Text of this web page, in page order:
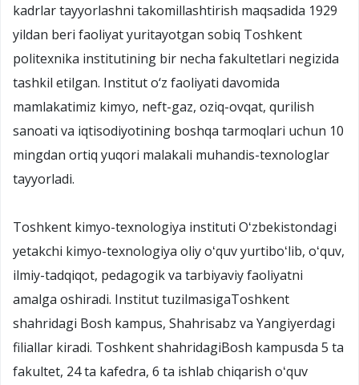
kadrlar tayyorlashni takomillashtirish maqsadida 1929
yildan beri faoliyat yuritayotgan sobiq Toshkent
politexnika institutining bir necha fakultetlari negizida
tashkil etilgan. Institut o‘z faoliyati davomida
mamlakatimiz kimyo, neft-gaz, oziq-ovqat, qurilish
sanoati va iqtisodiyotining boshqa tarmoqlari uchun 10
mingdan ortiq yuqori malakali muhandis-texnologlar
tayyorladi.
Toshkent kimyo-texnologiya instituti Oʻzbekistondagi
yetakchi kimyo-texnologiya oliy oʻquv yurtiboʻlib, oʻquv,
ilmiy-tadqiqot, pedagogik va tarbiyaviy faoliyatni
amalga oshiradi. Institut tuzilmasigaToshkent
shahridagi Bosh kampus, Shahrisabz va Yangiyerdagi
filiallar kiradi. Toshkent shahridagiBosh kampusda 5 ta
fakultet, 24 ta kafedra, 6 ta ishlab chiqarish oʻquv